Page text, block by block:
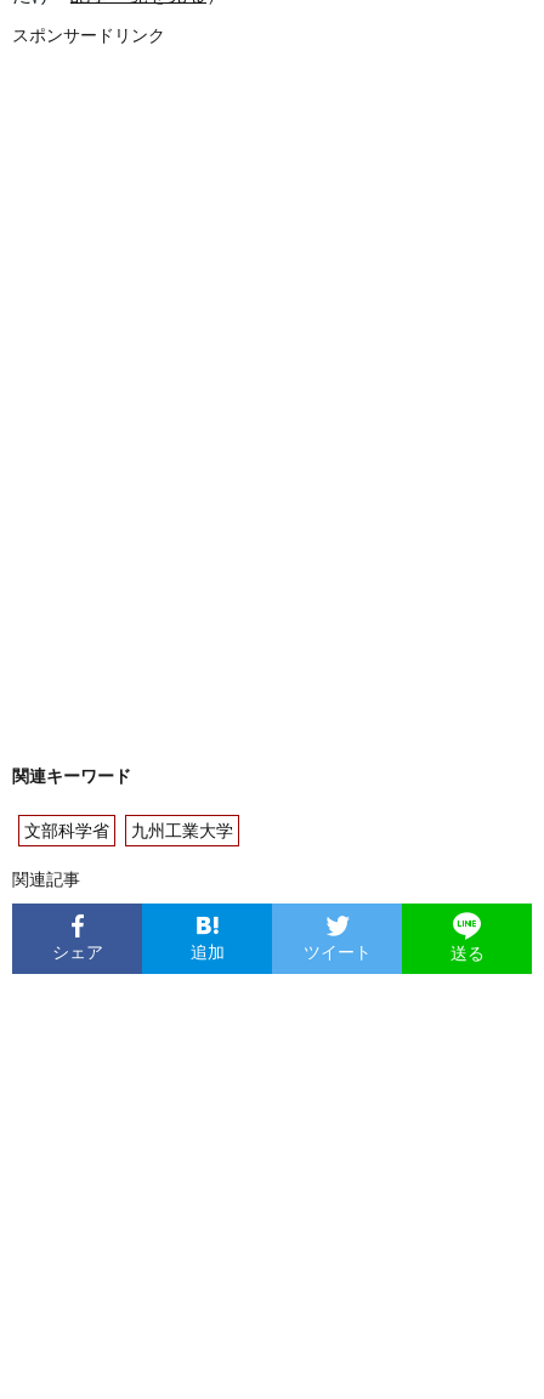
スポンサードリンク
関連キーワード
文部科学省 九州工業大学
関連記事
シェア 追加 ツイート 送る